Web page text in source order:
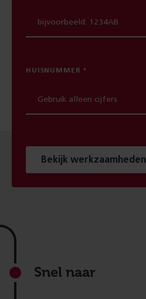
HUISNUMMER
Bekijk werkzaamheden
Footer
Snel naar